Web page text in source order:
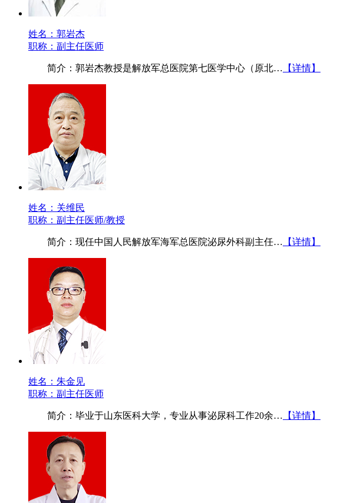
姓名：郭岩杰
职称：副主任医师
简介：郭岩杰教授是解放军总医院第七医学中心（原北… 【详情】
姓名：关维民
职称：副主任医师/教授
简介：现任中国人民解放军海军总医院泌尿外科副主任… 【详情】
姓名：朱金见
职称：副主任医师
简介：毕业于山东医科大学，专业从事泌尿科工作20余… 【详情】